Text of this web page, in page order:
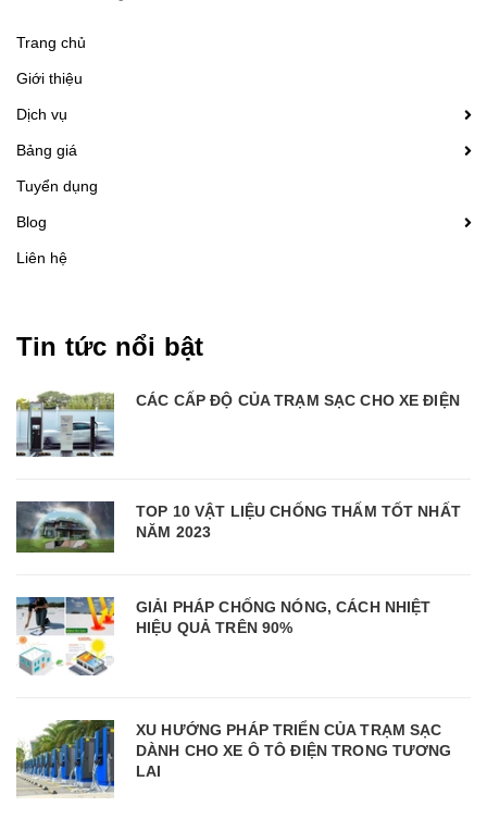
Trang chủ
Giới thiệu
Dịch vụ
Bảng giá
Tuyển dụng
Blog
Liên hệ
Tin tức nổi bật
CÁC CẤP ĐỘ CỦA TRẠM SẠC CHO XE ĐIỆN
TOP 10 VẬT LIỆU CHỐNG THẤM TỐT NHẤT
NĂM 2023
GIẢI PHÁP CHỐNG NÓNG, CÁCH NHIỆT
HIỆU QUẢ TRÊN 90%
XU HƯỚNG PHÁP TRIỂN CỦA TRẠM SẠC
DÀNH CHO XE Ô TÔ ĐIỆN TRONG TƯƠNG
LAI